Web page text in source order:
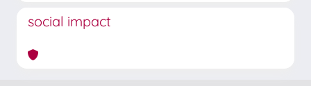
social impact